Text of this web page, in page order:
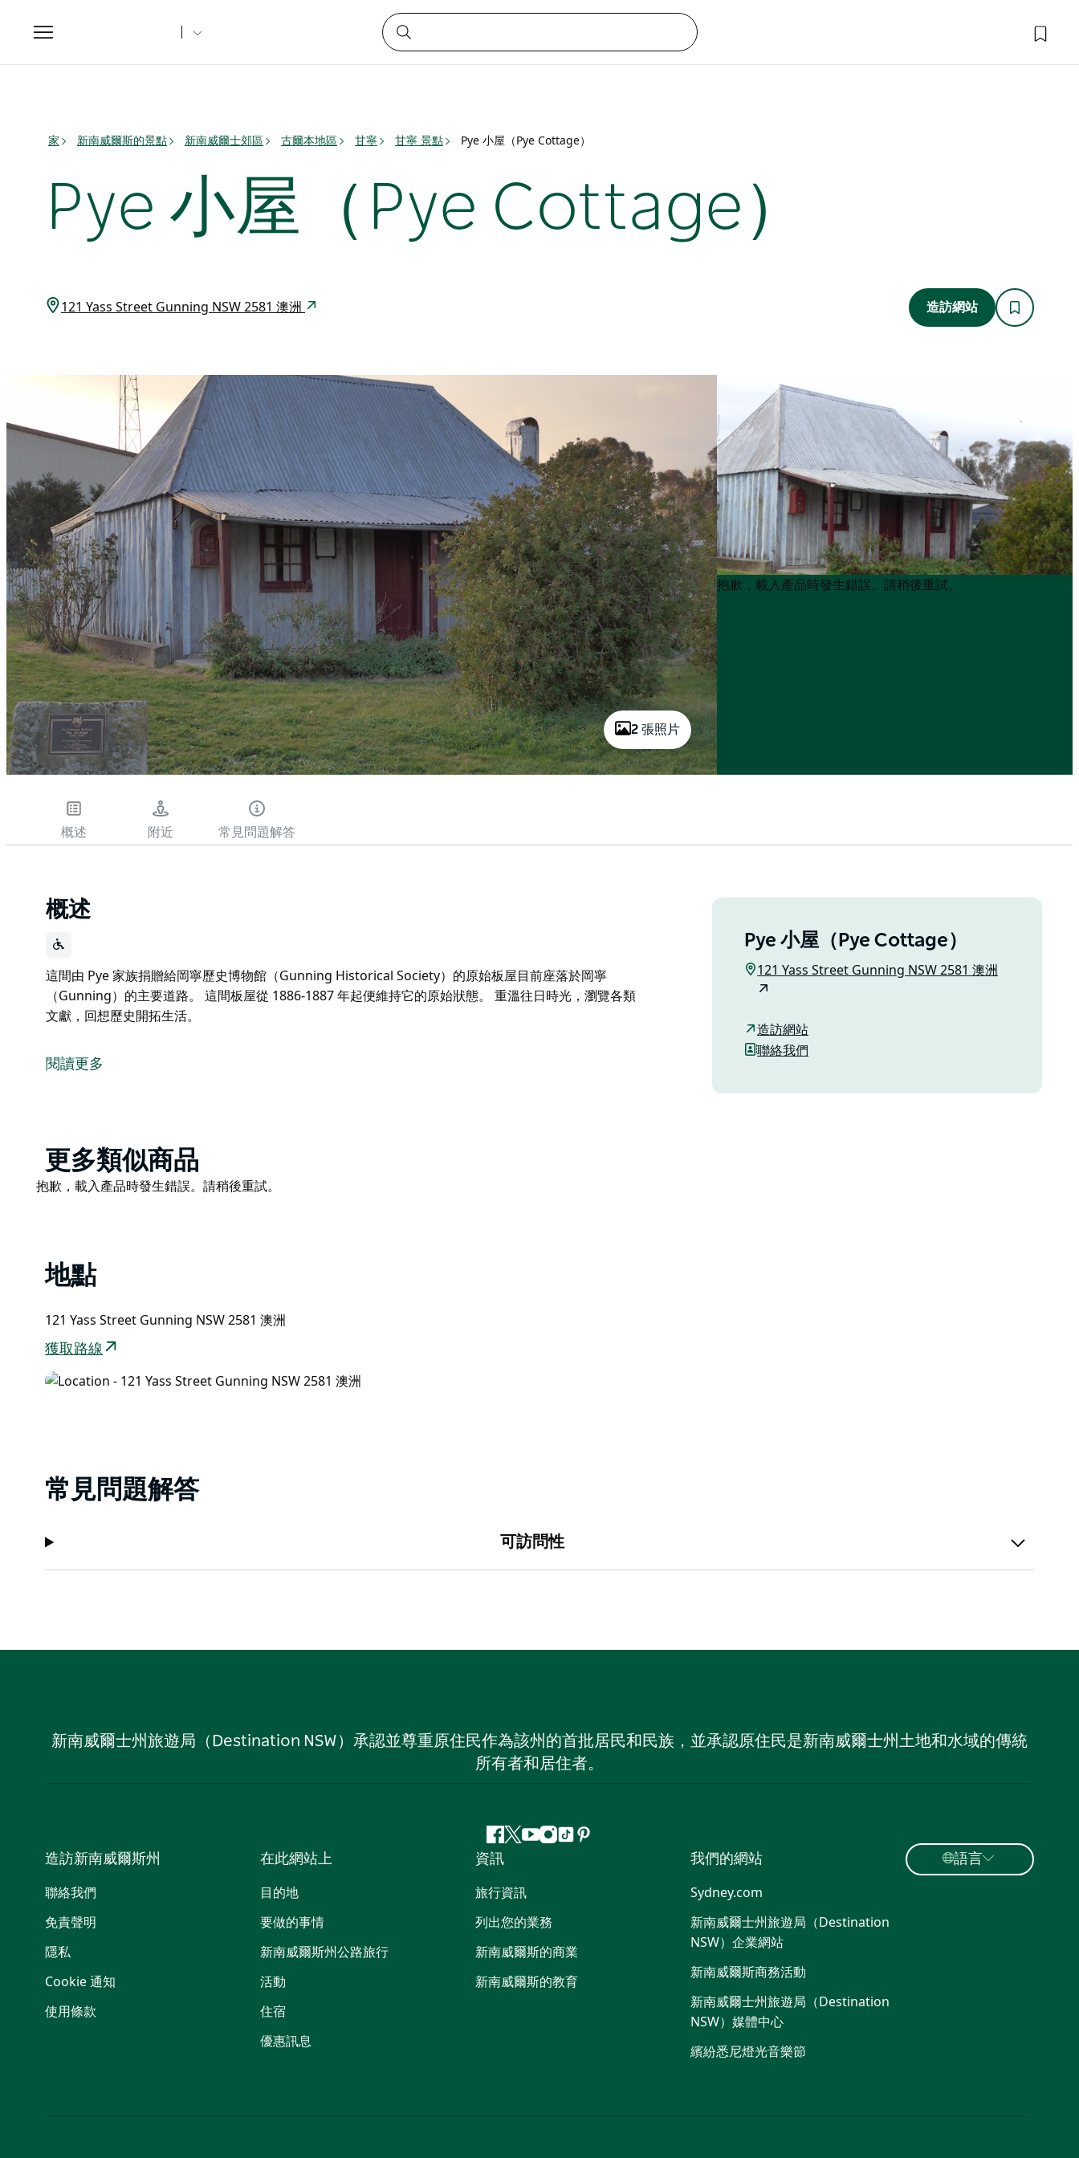
Toggle
navigation
家 新南威爾斯的景點 新南威爾士郊區 古爾本地區 甘寧 甘寧 景點 Pye 小屋（Pye Cottage）
Pye 小屋（Pye Cottage）
121 Yass Street Gunning NSW 2581 澳洲 造訪網站
2 張照片
Product
List
Product
List
抱歉，載入產品時發生錯誤。請稍後重試。
概述 附近 常見問題解答
概述
這間由 Pye 家族捐贈給岡寧歷史博物館（Gunning Historical Society）的原始板屋目前座落於岡寧
（Gunning）的主要道路。 這間板屋從 1886-1887 年起便維持它的原始狀態。 重溫往日時光，瀏覽各類
文獻，回想歷史開拓生活。
（Gunning）的主要道路。 這間板屋從 1886-1887 年起便維持它的原始狀態。
重溫往日時光，瀏覽各類文獻，回想歷史開拓生活。
閱讀更多
Pye 小屋（Pye Cottage）
121 Yass Street Gunning NSW 2581 澳洲
造訪網站
聯絡我們
Product
List
更多類似商品
Product
抱歉，載入產品時發生錯誤。請稍後重試。
地點
121 Yass Street Gunning NSW 2581 澳洲
獲取路線
常見問題解答
可訪問性
新南威爾士州旅遊局（Destination NSW）承認並尊重原住民作為該州的首批居民和民族，並承認原住民是新南威爾士州土地和水域的傳統
所有者和居住者。
Facebook
嘰
喳
喳
Youtube
Instagram
抖 Pinterest
造訪新南威爾斯州
聯絡我們
免責聲明
隱私
Cookie 通知
使用條款
在此網站上
目的地
要做的事情
新南威爾斯州公路旅行
活動
住宿
優惠訊息
資訊
旅行資訊
列出您的業務
新南威爾斯的商業
新南威爾斯的教育
我們的網站
Sydney.com
新南威爾士州旅遊局（Destination
NSW）企業網站​
新南威爾斯商務活動
新南威爾士州旅遊局（Destination
NSW）媒體中心
繽紛悉尼燈光音樂節
語言